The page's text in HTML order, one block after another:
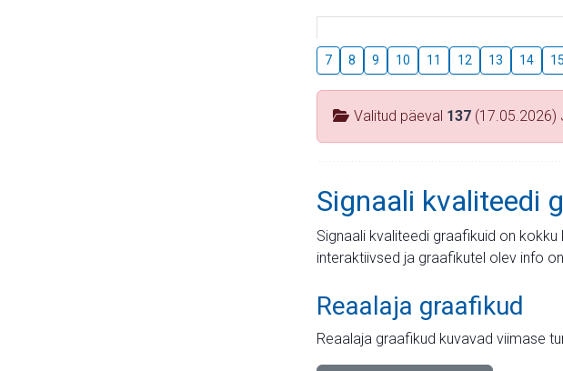
7 8 9 10 11 12 13 14 15
Valitud päeval 137 (17.05.2026)
Signaali kvaliteedi
Signaali kvaliteedi graafikuid on
interaktiivsed ja graafikutel olev info
Reaalaja graafikud
Reaalaja graafikud kuvavad viimase